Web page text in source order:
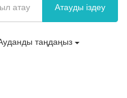
Атауды іздеу
таңдаңыз